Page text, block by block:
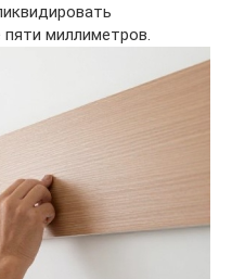
миллиметров.